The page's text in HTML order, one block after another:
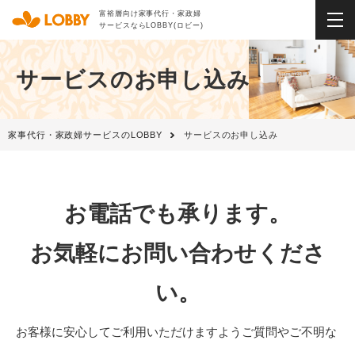
富裕層向け家事代行・家政婦
サービスならLOBBY(ロビー)
サービスのお申し込み
家事代行・家政婦サービスのLOBBY サービスのお申し込み
お電話でも承ります。
お気軽にお問い合わせくださ
い。
お客様に安心してご利用いただけますようご質問やご不明な